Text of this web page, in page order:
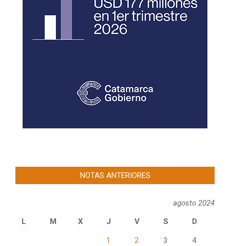
NOTAS ANTERIORES
agosto 2024
L
M X J V S D
1 2 3 4